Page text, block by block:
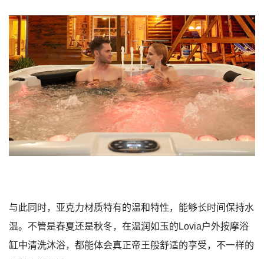
与此同时，亚克力材质特有的温和特性，能够长时间保持水
温。不管是春夏还是秋冬，在温润如玉的Lovia户外按摩浴
缸中清洗沐浴，都能体会真正帝王般舒适的享受，不一样的